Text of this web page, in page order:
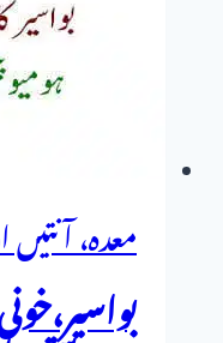
معدہ، آنتیں